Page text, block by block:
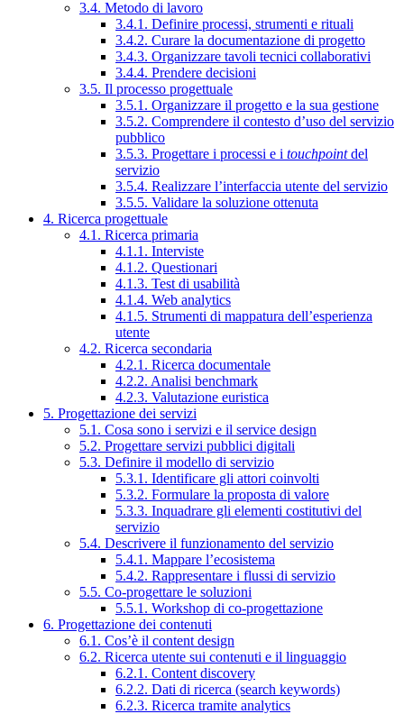
3.4. Metodo di lavoro
3.4.1. Definire processi, strumenti e rituali
3.4.2. Curare la documentazione di progetto
3.4.3. Organizzare tavoli tecnici collaborativi
3.4.4. Prendere decisioni
3.5. Il processo progettuale
3.5.1. Organizzare il progetto e la sua gestione
3.5.2. Comprendere il contesto d’uso del servizio
pubblico
3.5.3. Progettare i processi e i touchpointdel
servizio
3.5.4. Realizzare l’interfaccia utente del servizio
3.5.5. Validare la soluzione ottenuta
4. Ricerca progettuale
4.1. Ricerca primaria
4.1.1. Interviste
4.1.2. Questionari
4.1.3. Test di usabilità
4.1.4. Web analytics
4.1.5. Strumenti di mappatura dell’esperienza
utente
4.2. Ricerca secondaria
4.2.1. Ricerca documentale
4.2.2. Analisi benchmark
4.2.3. Valutazione euristica
5. Progettazione dei servizi
5.1. Cosa sono i servizi e il service design
5.2. Progettare servizi pubblici digitali
5.3. Definire il modello di servizio
5.3.1. Identificare gli attori coinvolti
5.3.2. Formulare la proposta di valore
5.3.3. Inquadrare gli elementi costitutivi del
servizio
5.4. Descrivere il funzionamento del servizio
5.4.1. Mappare l’ecosistema
5.4.2. Rappresentare i flussi di servizio
5.5. Co-progettare le soluzioni
5.5.1. Workshop di co-progettazione
6. Progettazione dei contenuti
6.1. Cos’è il content design
6.2. Ricerca utente sui contenuti e il linguaggio
6.2.1. Content discovery
6.2.2. Dati di ricerca (search keywords)
6.2.3. Ricerca tramite analytics